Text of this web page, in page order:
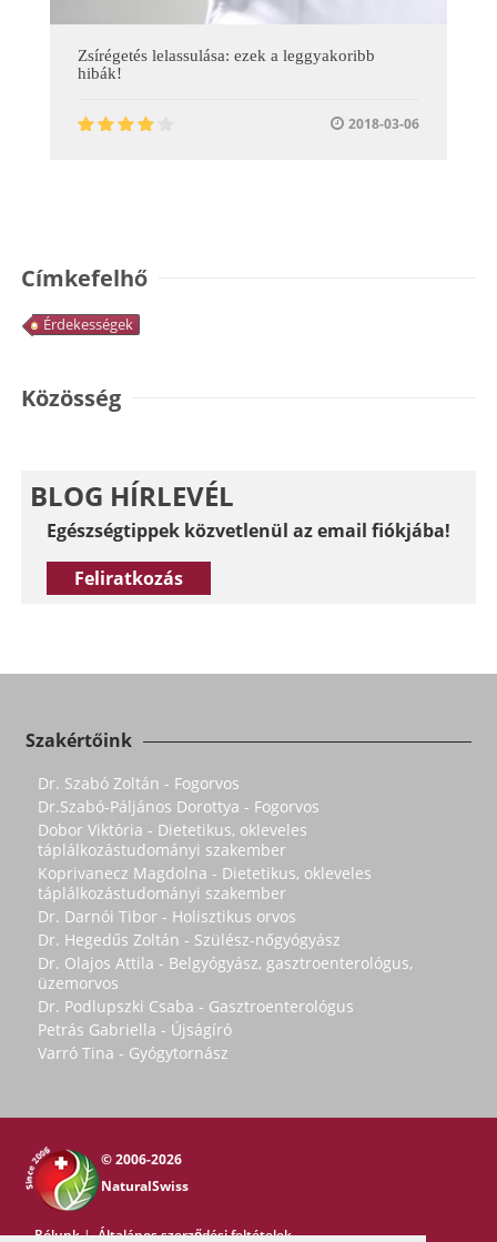
Zsírégetés lelassulása: ezek a leggyakoribb
hibák!
2018-03-06
Címkefelhő
Érdekességek
Közösség
BLOG HÍRLEVÉL
Egészségtippek közvetlenül az email fiókjába!
Feliratkozás
Szakértőink
Dr. Szabó Zoltán - Fogorvos
Dr.Szabó-Páljános Dorottya - Fogorvos
Dobor Viktória - Dietetikus, okleveles
táplálkozástudományi szakember
Koprivanecz Magdolna - Dietetikus, okleveles
táplálkozástudományi szakember
Dr. Darnói Tibor - Holisztikus orvos
Dr. Hegedűs Zoltán - Szülész-nőgyógyász
Dr. Olajos Attila - Belgyógyász, gasztroenterológus,
üzemorvos
Dr. Podlupszki Csaba - Gasztroenterológus
Petrás Gabriella - Újságíró
Varró Tina - Gyógytornász
© 2006-2026
NaturalSwiss
Rólunk|Általános szerződési feltételek